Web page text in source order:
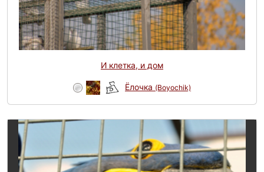
И клетка, и дом
Ёлочка (Boyochik)